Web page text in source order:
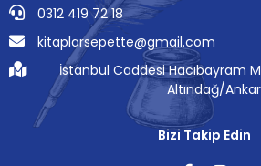
0312 419 72 18
kitaplarsepette@gmail.com
İstanbul Caddesi Hacıbayram
Altındağ/
Bizi Takip Edin